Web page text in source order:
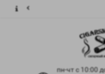
пн-чт с 10:00